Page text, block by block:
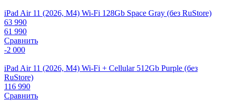
iPad Air 11 (2026, M4) Wi-Fi 128Gb Space Gray (без RuStore)
63 990
61 990
Сравнить
-2 000
iPad Air 11 (2026, M4) Wi-Fi + Cellular 512Gb Purple (без
RuStore)
116 990
Сравнить